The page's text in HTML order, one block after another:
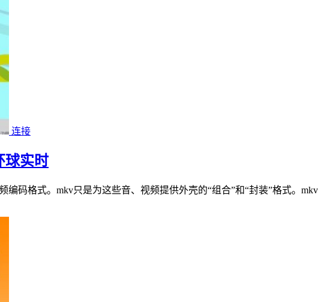
连接
球实时
码格式。mkv只是为这些音、视频提供外壳的“组合”和“封装”格式。